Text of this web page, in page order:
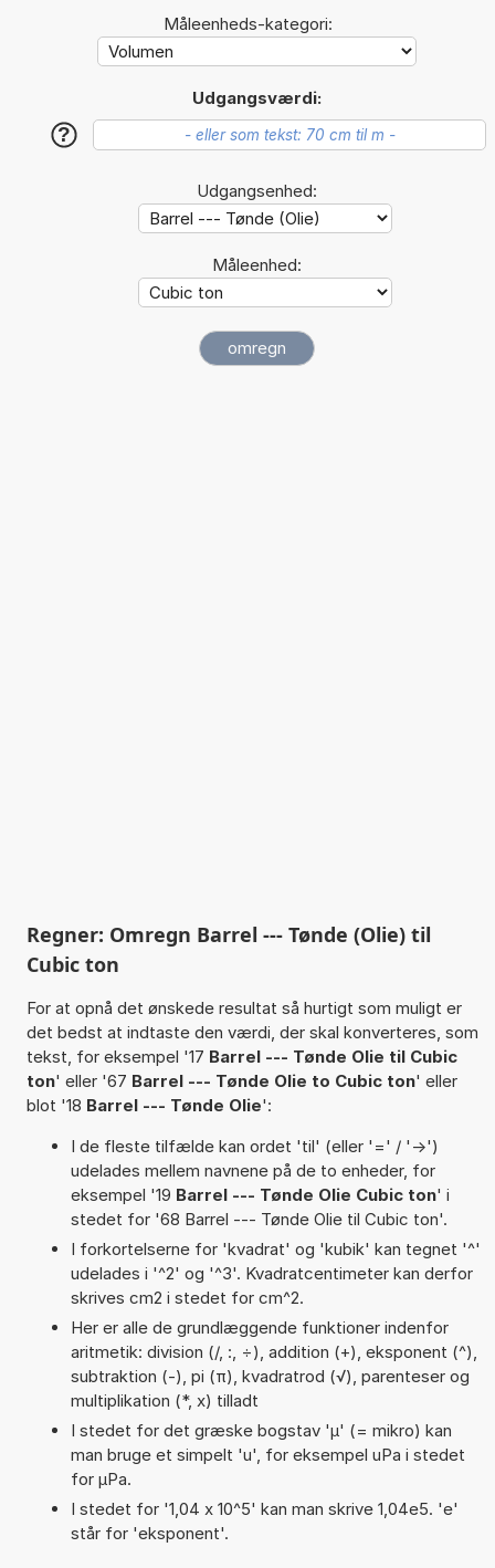
Måleenheds-kategori:
Udgangsværdi:
?
Udgangsenhed:
Måleenhed:
Regner: Omregn Barrel --- Tønde (Olie) til
Cubic ton
For at opnå det ønskede resultat så hurtigt som muligt er
det bedst at indtaste den værdi, der skal konverteres, som
tekst, for eksempel '17 Barrel --- Tønde Olie til Cubic
ton' eller '67 Barrel --- Tønde Olie to Cubic ton' eller
blot '18 Barrel --- Tønde Olie':
I de fleste tilfælde kan ordet 'til' (eller '=' / '->')
udelades mellem navnene på de to enheder, for
eksempel '19 Barrel --- Tønde Olie Cubic ton' i
stedet for '68 Barrel --- Tønde Olie til Cubic ton'.
I forkortelserne for 'kvadrat' og 'kubik' kan tegnet '^'
udelades i '^2' og '^3'. Kvadratcentimeter kan derfor
skrives cm2 i stedet for cm^2.
Her er alle de grundlæggende funktioner indenfor
aritmetik: division (/, :, ÷), addition (+), eksponent (^),
subtraktion (-), pi (π), kvadratrod (√), parenteser og
multiplikation (*, x) tilladt
I stedet for det græske bogstav 'µ' (= mikro) kan
man bruge et simpelt 'u', for eksempel uPa i stedet
for µPa.
I stedet for '1,04 x 10^5' kan man skrive 1,04e5. 'e'
står for 'eksponent'.